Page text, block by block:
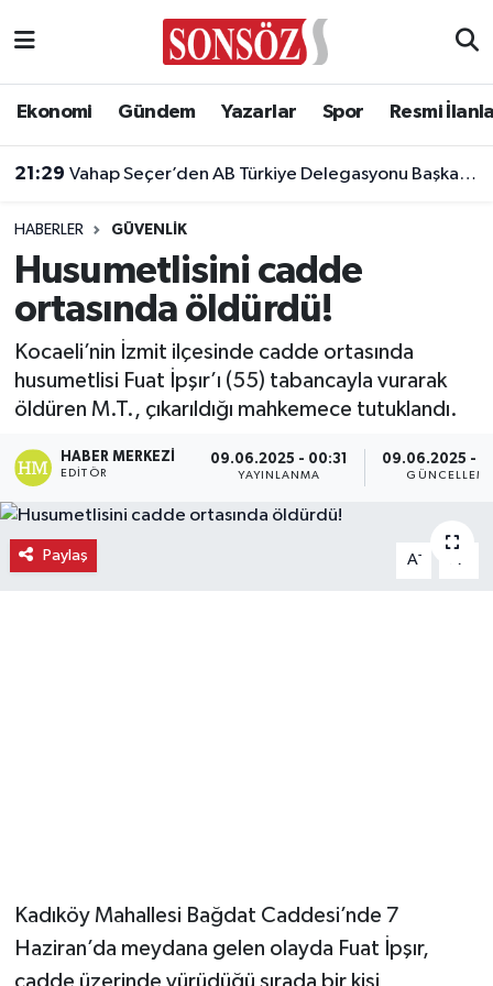
Ekonomi Gündem Yazarlar Spor Resmi
21:29 Vahap Seçer’den AB Türkiye Delegasyonu Başkanı Aivo Orav’a nezaket ziyareti
20:23 Yeni Parti Manisa İl Başkanı İlksen Özalper gözaltına alındı
HABERLER GÜVENLIK
Husumetlisini cadde
ortasında öldürdü!
Kocaeli’nin İzmit ilçesinde cadde ortasında
husumetlisi Fuat İpşır’ı (55) tabancayla vurarak
öldüren M.T., çıkarıldığı mahkemece tutuklandı.
HABER MERKEZI
EDITÖR
09.06.2025 - 00:31
YAYINLANMA
09.06.2025 -
Paylaş A- A
Kadıköy Mahallesi Bağdat Caddesi’nde 7
Haziran’da meydana gelen olayda Fuat İpşır,
Asayiş
Çevre
Diğer
Dünya
Eğitim
Keşfet
Kültür & Sanat
Ankara Nöbetçi Eczaneler
Ankara Trafik Yoğunluk Haritası
Süper Lig Puan Durumu ve Fikstür
Tüm Manşetler
Son Dakika Haberleri
Haber Arşivi